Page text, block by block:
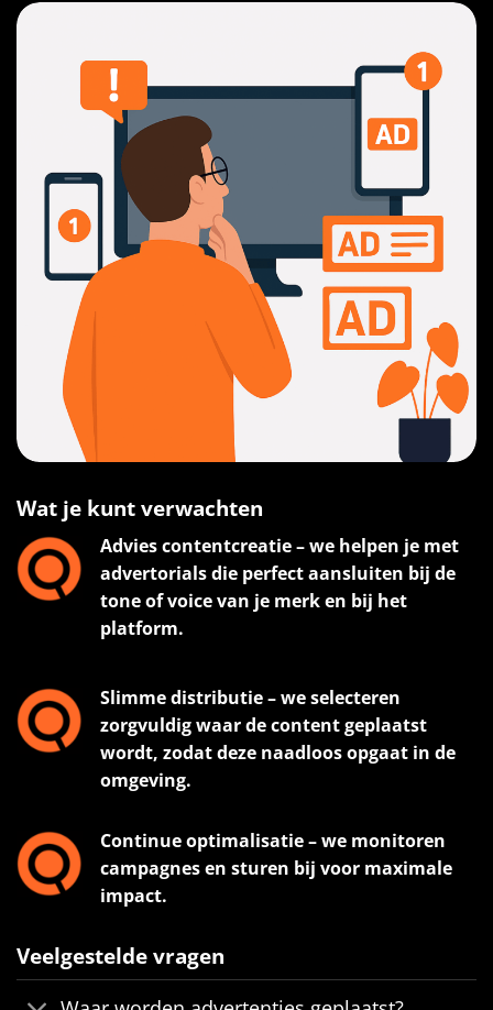
Wat je kunt verwachten
Advies contentcreatie – we helpen je met
advertorials die perfect aansluiten bij de
tone of voice van je merk en bij het
platform.
Slimme distributie – we selecteren
zorgvuldig waar de content geplaatst
wordt, zodat deze naadloos opgaat in de
omgeving.
Continue optimalisatie – we monitoren
campagnes en sturen bij voor maximale
impact.
Veelgestelde vragen